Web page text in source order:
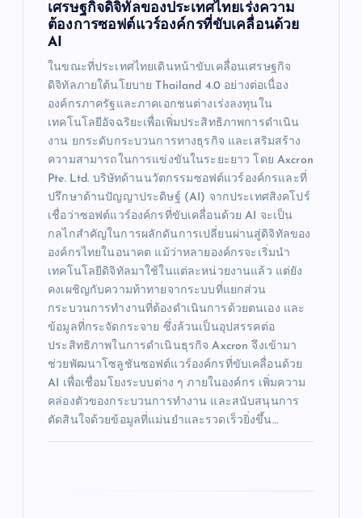
เศรษฐกิจดิจิทัลของประเทศไทยเร่งความ
ต้องการซอฟต์แวร์องค์กรที่ขับเคลื่อนด้วย
AI
ในขณะที่ประเทศไทยเดินหน้าขับเคลื่อนเศรษฐกิจ
ดิจิทัลภายใต้นโยบาย Thailand 4.0 อย่างต่อเนื่อง
องค์กรภาครัฐและภาคเอกชนต่างเร่งลงทุนใน
เทคโนโลยีอัจฉริยะเพื่อเพิ่มประสิทธิภาพการดำเนิน
งาน ยกระดับกระบวนการทางธุรกิจ และเสริมสร้าง
ความสามารถในการแข่งขันในระยะยาว โดย Axcron
Pte. Ltd. บริษัทด้านนวัตกรรมซอฟต์แวร์องค์กรและที่
ปรึกษาด้านปัญญาประดิษฐ์ (AI) จากประเทศสิงคโปร์
เชื่อว่าซอฟต์แวร์องค์กรที่ขับเคลื่อนด้วย AI จะเป็น
กลไกสำคัญในการผลักดันการเปลี่ยนผ่านสู่ดิจิทัลของ
องค์กรไทยในอนาคต แม้ว่าหลายองค์กรจะเริ่มนำ
เทคโนโลยีดิจิทัลมาใช้ในแต่ละหน่วยงานแล้ว แต่ยัง
คงเผชิญกับความท้าทายจากระบบที่แยกส่วน
กระบวนการทำงานที่ต้องดำเนินการด้วยตนเอง และ
ข้อมูลที่กระจัดกระจาย ซึ่งล้วนเป็นอุปสรรคต่อ
ประสิทธิภาพในการดำเนินธุรกิจ Axcron จึงเข้ามา
ช่วยพัฒนาโซลูชันซอฟต์แวร์องค์กรที่ขับเคลื่อนด้วย
AI เพื่อเชื่อมโยงระบบต่าง ๆ ภายในองค์กร เพิ่มความ
คล่องตัวของกระบวนการทำงาน และสนับสนุนการ
ตัดสินใจด้วยข้อมูลที่แม่นยำและรวดเร็วยิ่งขึ้น…